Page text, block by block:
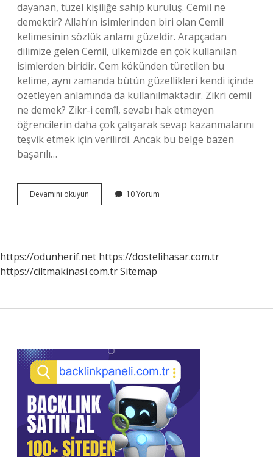
dayanan, tüzel kişiliğe sahip kuruluş. Cemil ne
demektir? Allah’ın isimlerinden biri olan Cemil
kelimesinin sözlük anlamı güzeldir. Arapçadan
dilimize gelen Cemil, ülkemizde en çok kullanılan
isimlerden biridir. Cem kökünden türetilen bu
kelime, aynı zamanda bütün güzellikleri kendi içinde
özetleyen anlamında da kullanılmaktadır. Zikri cemil
ne demek? Zikr-i cemîl, sevabı hak etmeyen
öğrencilerin daha çok çalışarak sevap kazanmalarını
teşvik etmek için verilirdi. Ancak bu belge bazen
başarılı…
Devamını okuyun
Cemil
10 Yorum
https://odunherif.net https://dostelihasar.com.tr
https://ciltmakinasi.com.trSitemap
Sidebar